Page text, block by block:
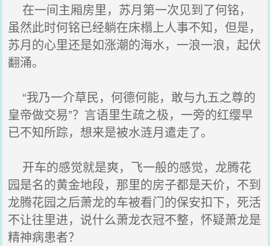
在一间主厢房里，苏月第一次见到了何铭，
虽然此时何铭已经躺在床榻上人事不知，但是，
苏月的心里还是如涨潮的海水，一浪一浪，起伏
翻涌。
“我乃一介草民，何德何能，敢与九五之尊的
皇帝做交易”？言语里生疏之极，一旁的红缨早
已不知所踪，想来是被水涟月遣走了。
开车的感觉就是爽，飞一般的感觉，龙腾花
园是名的黄金地段，那里的房子都是天价，不到
龙腾花园之后萧龙的车被看门的保安扣下，死活
不让往里进，说什么萧龙衣冠不整，怀疑萧龙是
精神病患者？